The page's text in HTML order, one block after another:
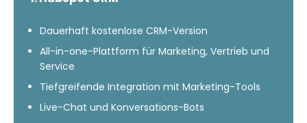
Dauerhaft kostenlose CRM-Version
All-in-one-Plattform für Marketing, Vertrieb und
Service
Tiefgreifende Integration mit Marketing-Tools
Live-Chat und Konversations-Bots